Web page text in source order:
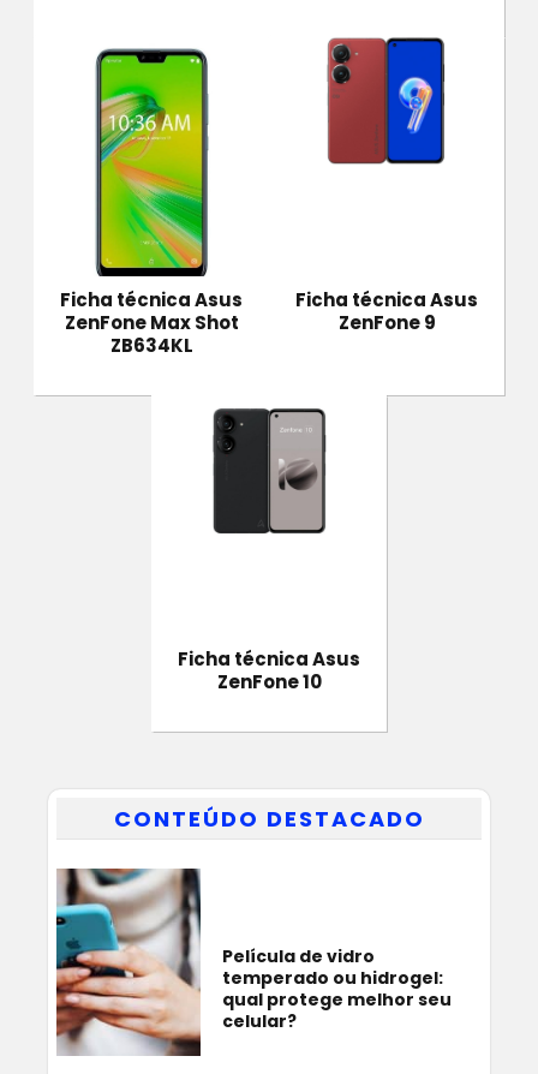
Ficha técnica Asus
ZenFone Max Shot
ZB634KL
Ficha técnica Asus
ZenFone 9
Ficha técnica Asus
ZenFone 10
CONTEÚDO DESTACADO
Película de vidro
temperado ou hidrogel:
qual protege melhor seu
celular?